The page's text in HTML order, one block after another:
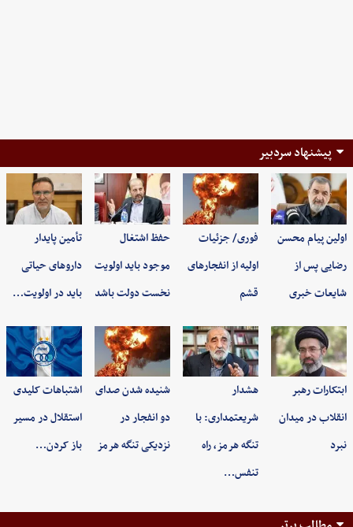
پیشنهاد سردبیر
اولین پیام محسن
رضایی پس از
شایعات خبری
فوری/ جزئیات
اولیه از انفجارهای
قشم
حفظ اشتغال
موجود باید اولویت
نخست دولت باشد
تأمین پایدار
داروهای حیاتی
باید در اولویت…
ابتکارات رهبر
انقلاب در میدان
نبرد
هشدار
شریعتمداری: با
تنگه هرمز، راه
تنفس…
شنیده شدن صدای
دو انفجار در
نزدیکی تنگه هرمز
اشتباهات کلیدی
استقلال در مسیر
باز کردن…